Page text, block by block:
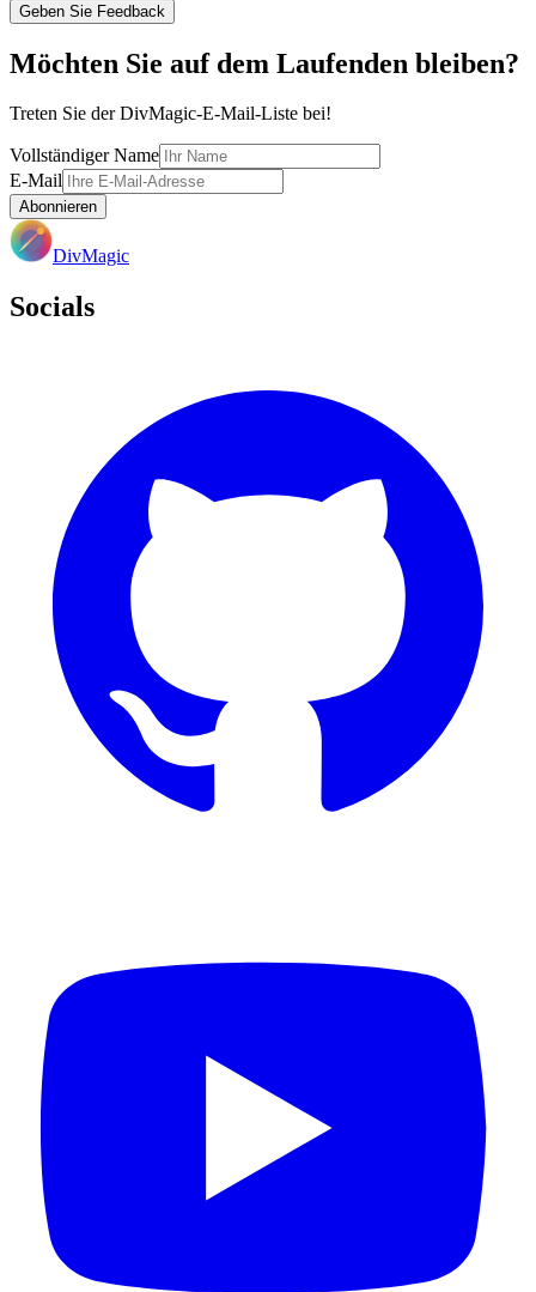
Geben Sie Feedback
Möchten Sie auf dem Laufenden bleiben?
Treten Sie der DivMagic-E-Mail-Liste bei!
Vollständiger Name
E-Mail
Abonnieren
DivMagic
Socials